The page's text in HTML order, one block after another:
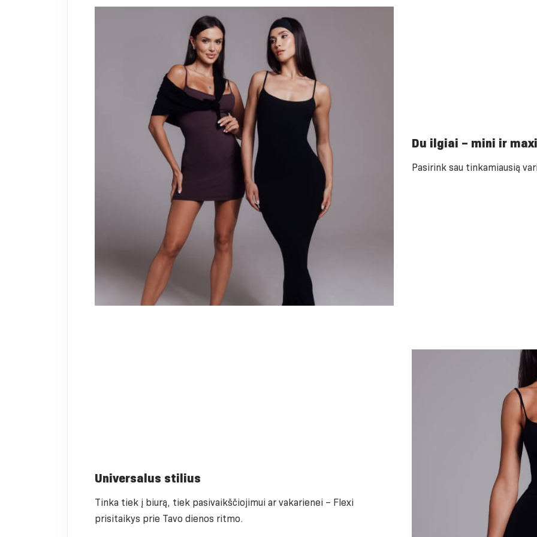
Du ilgiai – mini ir maxi
Pasirink sau tinkamiausią
Universalus stilius
Tinka tiek į biurą, tiek pasivaikščiojimui ar vakarienei – Flexi
prisitaikys prie Tavo dienos ritmo.